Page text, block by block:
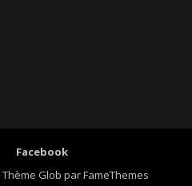
Facebook
Thème Glob parFameThemes